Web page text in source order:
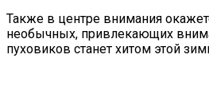
Также в центре внимания
необычных, привлекающих
пуховиков станет хитом этой